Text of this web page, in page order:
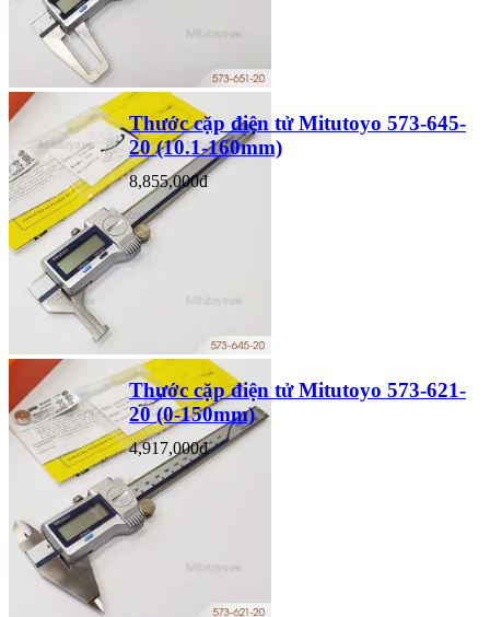
Thước cặp điện tử Mitutoyo 573-645-
20 (10.1-160mm)
8,855,000đ
Thước cặp điện tử Mitutoyo 573-621-
20 (0-150mm)
4,917,000đ